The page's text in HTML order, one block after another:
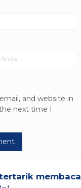
and website in
next time I
membaca